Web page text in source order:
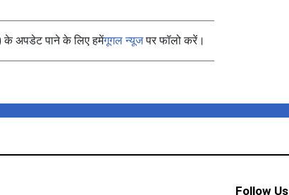
के अपडेट पाने के लिए हमेंगूगल न्यूजपर फॉलो करें।
Follow Us